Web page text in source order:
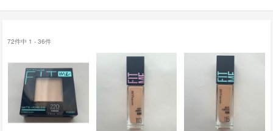
72件中 1 - 36件